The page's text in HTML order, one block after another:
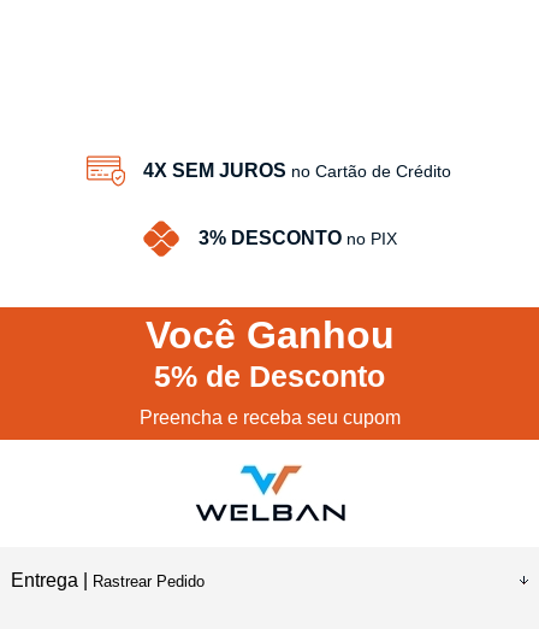
4X SEM JUROS no Cartão de Crédito
3% DESCONTO no PIX
Você Ganhou
5% de Desconto
Preencha e receba seu cupom
Entrega | Rastrear Pedido